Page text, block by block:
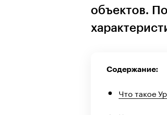
объектов.
Содержание:
Что такое